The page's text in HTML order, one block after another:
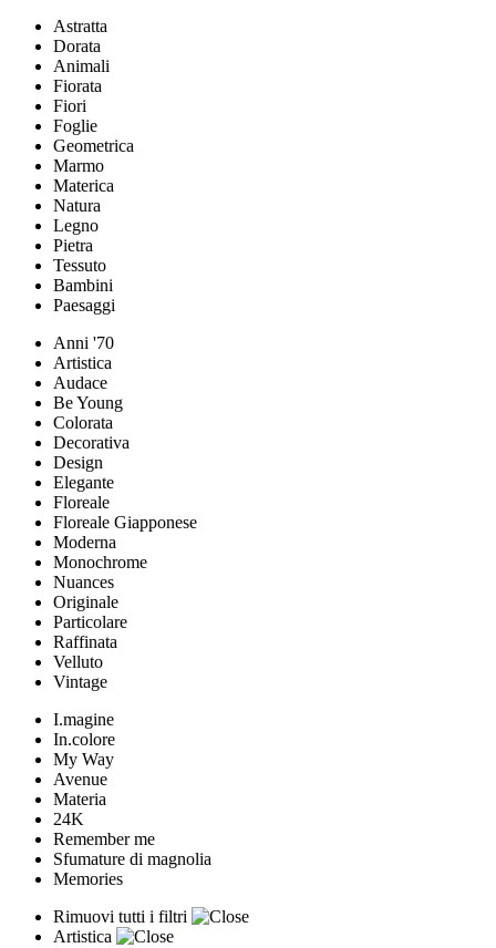
Astratta
Dorata
Animali
Fiorata
Fiori
Foglie
Geometrica
Marmo
Materica
Natura
Legno
Pietra
Tessuto
Bambini
Paesaggi
Anni '70
Artistica
Audace
Be Young
Colorata
Decorativa
Design
Elegante
Floreale
Floreale Giapponese
Moderna
Monochrome
Nuances
Originale
Particolare
Raffinata
Velluto
Vintage
I.magine
In.colore
My Way
Avenue
Materia
24K
Remember me
Sfumature di magnolia
Memories
Rimuovi tutti i filtri
Artistica